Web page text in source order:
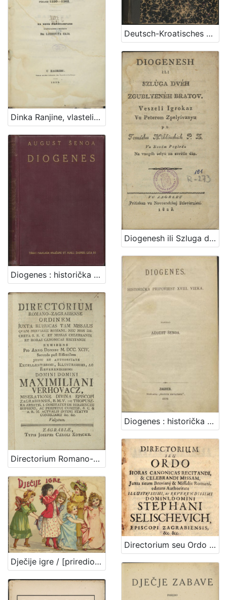
Deutsch-Kroatisches Wörterbuch / von Bogoslav Šulek
Dinka Ranjine, vlastelina dubrovačkoga Piesni razlike : pisane 1550-1563. : na novo preštampane
Diogenesh ili Szluga dveh zgublyeneh bratov : veszeli igrokaz vu peterom zpelyivanyu / po Tomashu Mikloushich P. Z. vu novem pogledu na vnogeh selyu na szvetlo dan
Diogenes : historička pripoviest XVIII. vieka / August Šenoa
Diogenes : historička pripoviest XVIII. vieka / napisao August Šenoa
Directorium Romano-Zagrabiense ordinem juxta rubricas tam Missalis quam Breviarii Romani, nec non decreta s. r. c. et Missas celebrandi et horas canonicas recitandi : exhibens pro anno Domini M. DCC. XCIV. secundo post Bissextilem / jussu et authoritate ... Maximiliani Verhovacz, miseratione divina episcopi Zagrabiensis, ...
Directorium seu Ordo horas canonicas recitandi, & celebrandi Missam, juxta ritum Breviarij & Missalis Romani : In usum ejusdem Dioeceseos, cum propriis Sanctorum Patronorum festis. Pro anno Domini post bissextilem tertio
Dječije igre / [priredio J. V. Tenjac]